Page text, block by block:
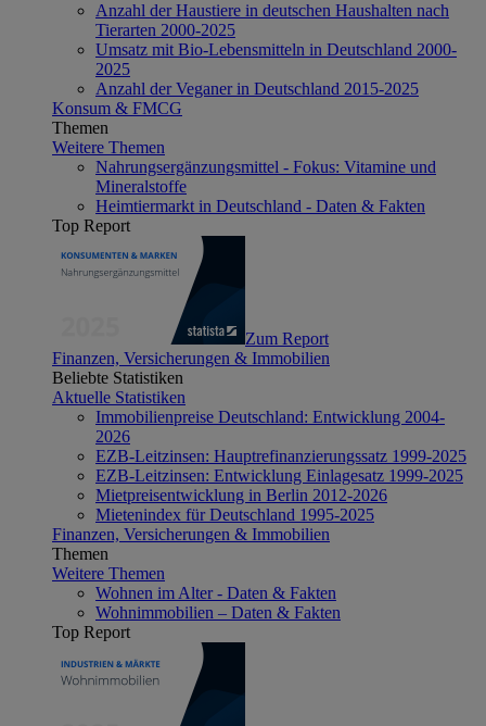
Anzahl der Haustiere in deutschen Haushalten nach
Tierarten 2000-2025
Umsatz mit Bio-Lebensmitteln in Deutschland 2000-
2025
Anzahl der Veganer in Deutschland 2015-2025
Konsum & FMCG
Themen
Weitere Themen
Nahrungsergänzungsmittel - Fokus: Vitamine und
Mineralstoffe
Heimtiermarkt in Deutschland - Daten & Fakten
Top Report
Zum Report
Finanzen, Versicherungen & Immobilien
Beliebte Statistiken
Aktuelle Statistiken
Immobilienpreise Deutschland: Entwicklung 2004-
2026
EZB-Leitzinsen: Hauptrefinanzierungssatz 1999-2025
EZB-Leitzinsen: Entwicklung Einlagesatz 1999-2025
Mietpreisentwicklung in Berlin 2012-2026
Mietenindex für Deutschland 1995-2025
Finanzen, Versicherungen & Immobilien
Themen
Weitere Themen
Wohnen im Alter - Daten & Fakten
Wohnimmobilien – Daten & Fakten
Top Report